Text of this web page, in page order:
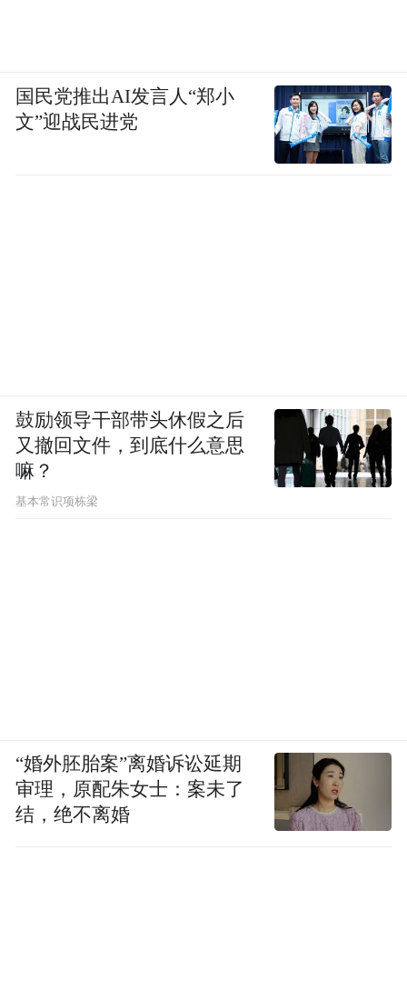
国民党推出AI发言人“郑小
文”迎战民进党
鼓励领导干部带头休假之后
又撤回文件，到底什么意思
嘛？
基本常识项栋梁
“婚外胚胎案”离婚诉讼延期
审理，原配朱女士：案未了
结，绝不离婚